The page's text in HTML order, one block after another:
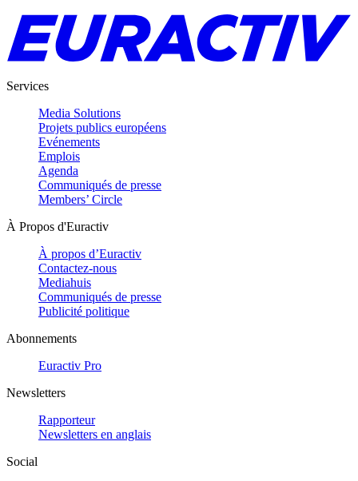
Services
Media Solutions
Projets publics européens
Evénements
Emplois
Agenda
Communiqués de presse
Members’ Circle
À Propos d'Euractiv
À propos d’Euractiv
Contactez-nous
Mediahuis
Communiqués de presse
Publicité politique
Abonnements
Euractiv Pro
Newsletters
Rapporteur
Newsletters en anglais
Social